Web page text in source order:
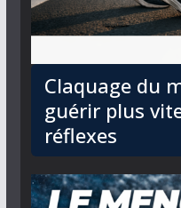
Claquage du
guérir plus
réflexes